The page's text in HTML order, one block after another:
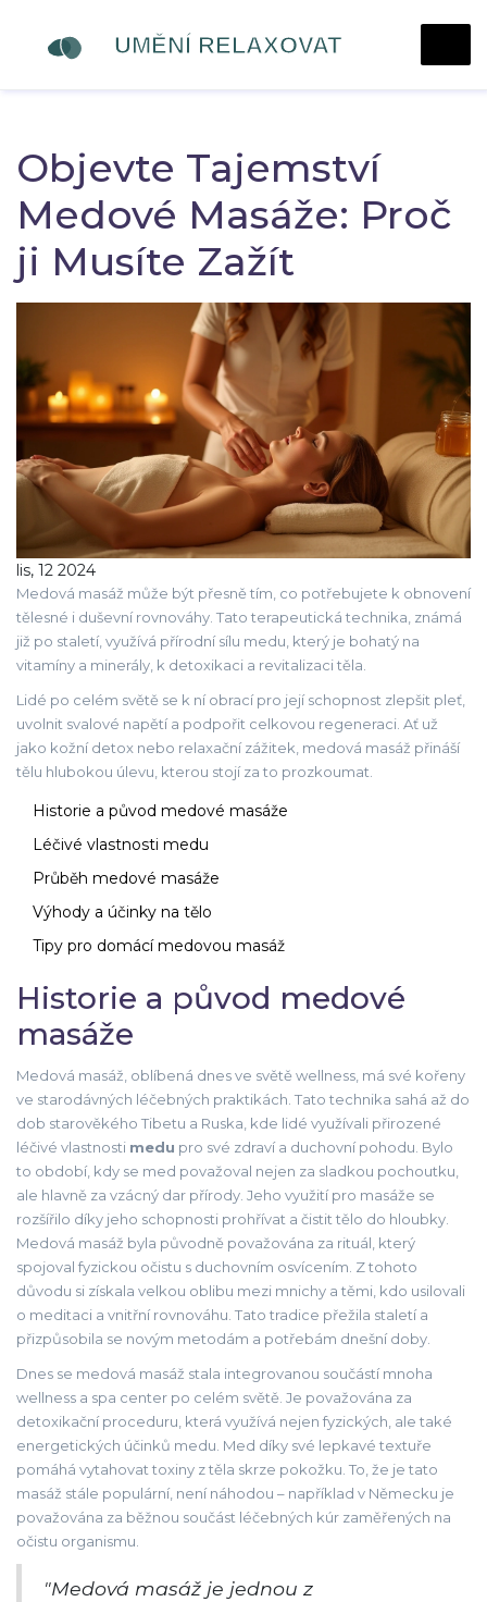
Objevte Tajemství
Medové Masáže: Proč
ji Musíte Zažít
lis, 12 2024
Medová masáž může být přesně tím, co potřebujete k obnovení
tělesné i duševní rovnováhy. Tato terapeutická technika, známá
již po staletí, využívá přírodní sílu medu, který je bohatý na
vitamíny a minerály, k detoxikaci a revitalizaci těla.
Lidé po celém světě se k ní obrací pro její schopnost zlepšit pleť,
uvolnit svalové napětí a podpořit celkovou regeneraci. Ať už
jako kožní detox nebo relaxační zážitek, medová masáž přináší
tělu hlubokou úlevu, kterou stojí za to prozkoumat.
Historie a původ medové masáže
Léčivé vlastnosti medu
Průběh medové masáže
Výhody a účinky na tělo
Tipy pro domácí medovou masáž
Historie a původ medové
masáže
Medová masáž, oblíbená dnes ve světě wellness, má své kořeny
ve starodávných léčebných praktikách. Tato technika sahá až do
dob starověkého Tibetu a Ruska, kde lidé využívali přirozené
léčivé vlastnosti medu pro své zdraví a duchovní pohodu. Bylo
to období, kdy se med považoval nejen za sladkou pochoutku,
ale hlavně za vzácný dar přírody. Jeho využití pro masáže se
rozšířilo díky jeho schopnosti prohřívat a čistit tělo do hloubky.
Medová masáž byla původně považována za rituál, který
spojoval fyzickou očistu s duchovním osvícením. Z tohoto
důvodu si získala velkou oblibu mezi mnichy a těmi, kdo usilovali
o meditaci a vnitřní rovnováhu. Tato tradice přežila staletí a
přizpůsobila se novým metodám a potřebám dnešní doby.
Dnes se medová masáž stala integrovanou součástí mnoha
wellness a spa center po celém světě. Je považována za
detoxikační proceduru, která využívá nejen fyzických, ale také
energetických účinků medu. Med díky své lepkavé textuře
pomáhá vytahovat toxiny z těla skrze pokožku. To, že je tato
masáž stále populární, není náhodou – například v Německu je
považována za běžnou součást léčebných kúr zaměřených na
očistu organismu.
"Medová masáž je jednou z